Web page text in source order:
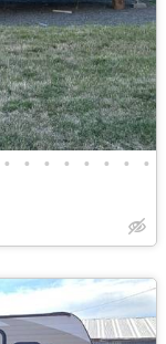
• • • • • • • •